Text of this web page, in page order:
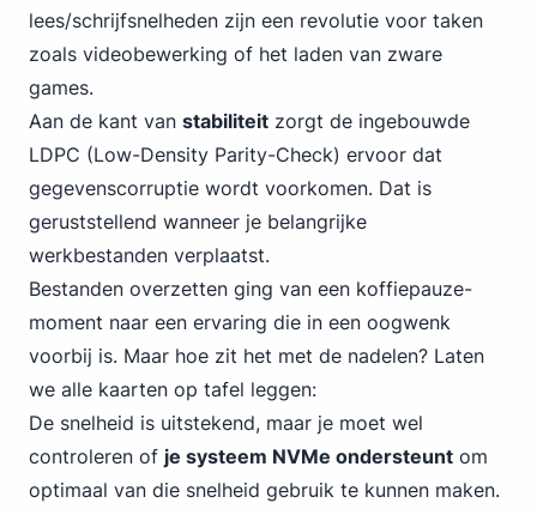
lees/schrijfsnelheden zijn een revolutie voor taken
zoals videobewerking of het laden van zware
games.
Aan de kant van stabiliteit zorgt de ingebouwde
LDPC (Low-Density Parity-Check) ervoor dat
gegevenscorruptie wordt voorkomen. Dat is
geruststellend wanneer je belangrijke
werkbestanden verplaatst.
Bestanden overzetten ging van een koffiepauze-
moment naar een ervaring die in een oogwenk
voorbij is. Maar hoe zit het met de nadelen? Laten
we alle kaarten op tafel leggen:
De snelheid is uitstekend, maar je moet wel
controleren of je systeem NVMe ondersteunt om
optimaal van die snelheid gebruik te kunnen maken.